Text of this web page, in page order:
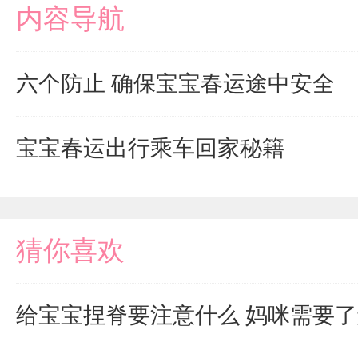
内容导航
六个防止 确保宝宝春运途中安全
宝宝春运出行乘车回家秘籍
猜你喜欢
给宝宝捏脊要注意什么 妈咪需要